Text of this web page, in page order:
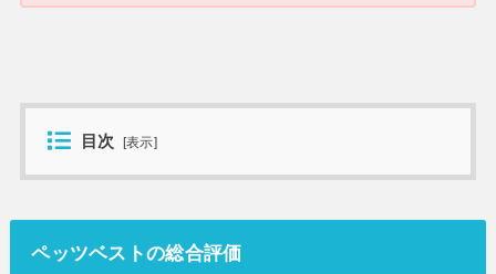
目次 [表示]
ペッツベストの総合評価